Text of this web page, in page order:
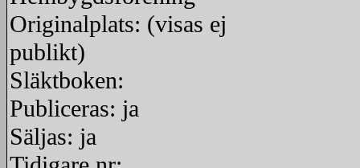
Originalplats: (visas ej
publikt)
Släktboken:
Publiceras: ja
Säljas: ja